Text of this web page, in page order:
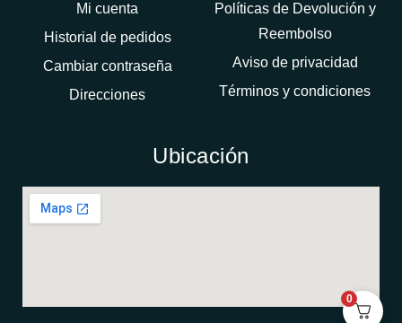
Mi cuenta
Historial de pedidos
Cambiar contraseña
Direcciones
Políticas de Devolución y
Reembolso
Aviso de privacidad
Términos y condiciones
Ubicación
0